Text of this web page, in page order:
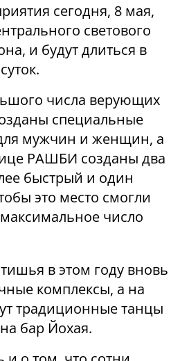
сегодня, 8 мая,
светового
и будут длиться в
числа верующих
специальные
мужчин и женщин, а
РАШБИ созданы два
быстрый и один
это место смогли
число
в этом году вновь
комплексы, а на
традиционные танцы
бар Йохая.